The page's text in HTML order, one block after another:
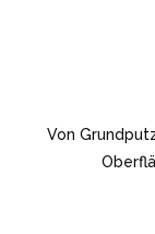
Von